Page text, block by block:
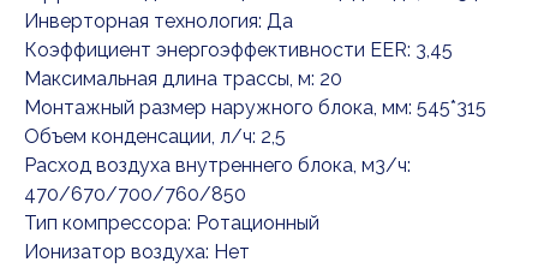
Инверторная технология: Да
Коэффициент энергоэффективности EER: 3,45
Максимальная длина трассы, м: 20
Монтажный размер наружного блока, мм: 545*315
Объем конденсации, л/ч: 2,5
Расход воздуха внутреннего блока, м3/ч:
470/670/700/760/850
Тип компрессора: Ротационный
Ионизатор воздуха: Нет